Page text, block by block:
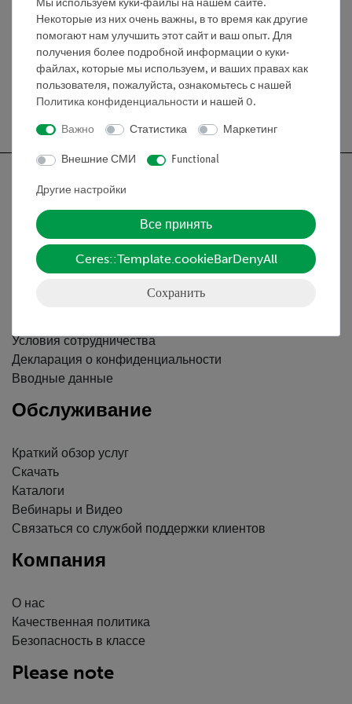
коническим штуцером SB 34,5
Бесплатная доставка от 300,- €
Nach oben
Информация
Условия сотрудничества
Декларация о конфиденциальности
Вводные данные
Обслуживание
Краткий обзор услуг
Скачать
Каталоги
Вебинары и Видео
Связаться со службой поддержки клиентов
Компания
О нас
Качественная политика
Безопасность в классе
Please note
Мы используем куки-файлы на нашем сайте.
Некоторые из них очень важны, в то время как другие
помогают нам улучшить этот сайт и ваш опыт. Для
получения более подробной информации о куки-
файлах, которые мы используем, и ваших правах как
пользователя, пожалуйста, ознакомьтесь с нашей
Политика конфиденциальности и нашей 0.
Важно Статистика Маркетинг
Внешние СМИ Functional
Другие настройки
Все принять
Ceres::Template.cookieBarDenyAll
Сохранить